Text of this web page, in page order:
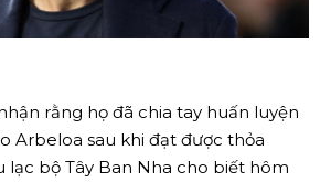
rằng họ đã chia tay huấn luyện
Arbeloa sau khi đạt được thỏa
lạc bộ Tây Ban Nha cho biết hôm